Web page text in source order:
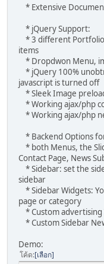
* Extensive
* jQuery Support:
* 3 different
items
* Dropdwon Menu,
* jQuery 100%
javascript is turned off
* Sleek Image
* Working ajax/php
* Working ajax/php
* Backend Options
* both Menus, the
Contact Page, News
* Sidebar: set the
sidebar
* Sidebar Widgets:
page or category
* Custom advertising
* Custom Sidebar
Demo:
โค้ด เลือก